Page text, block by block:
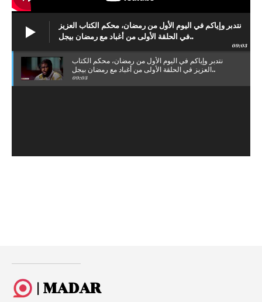
نتدبر وإياكم في اليوم الأول من رمضان، محكم الكتاب العزيز
في الحلقة الأولى من أغباد مع رمضان بيجل..
09:03
نتدبر وإياكم في اليوم الأول من رمضان، محكم الكتاب
العزيز في الحلقة الأولى من أغباد مع رمضان بيجل..
09:03
| MADAR